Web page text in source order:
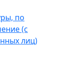
по
(с
лиц)